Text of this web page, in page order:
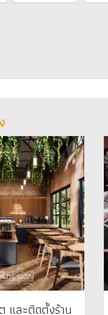
และติดตั้งร้าน